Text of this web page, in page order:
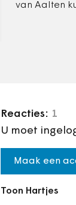
van Aalten
Reacties: 1
U moet
Maak een
Toon Hartjes